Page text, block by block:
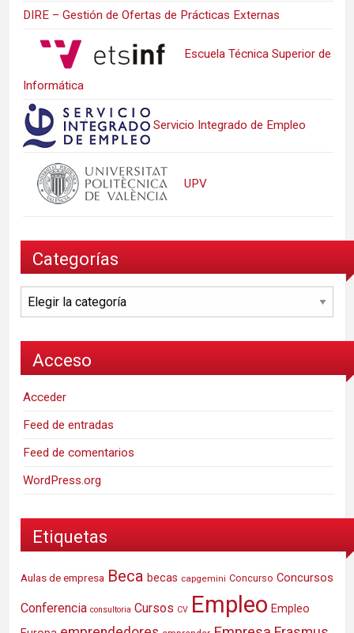
DIRE – Gestión de Ofertas de Prácticas Externas
Escuela Técnica Superior de
Informática
Servicio Integrado de Empleo
UPV
Categorías
Categorías
Acceso
Acceder
Feed de entradas
Feed de comentarios
WordPress.org
Etiquetas
Aulas de empresa Beca becas capgemini Concurso Concursos
Conferencia consultoria Cursos CV Empleo Empleo